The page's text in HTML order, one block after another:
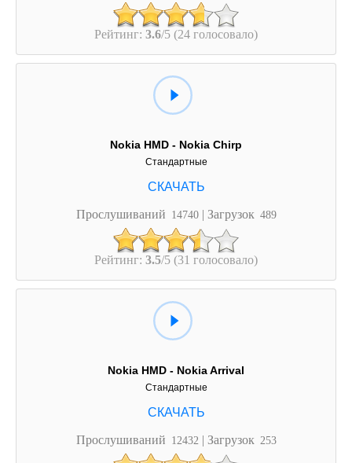
Рейтинг: 3.6/5 (24 голосовало)
Nokia HMD - Nokia Chirp
Стандартные
Прослушиваний 14740 | Загрузок 489
Рейтинг: 3.5/5 (31 голосовало)
Nokia HMD - Nokia Arrival
Стандартные
Прослушиваний 12432 | Загрузок 253